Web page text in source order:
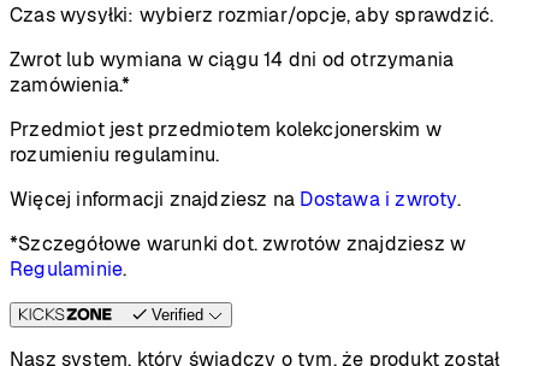
Czas wysyłki: wybierz rozmiar/opcje, aby sprawdzić.
Zwrot lub wymiana w ciągu 14 dni od otrzymania
zamówienia.*
Przedmiot jest przedmiotem kolekcjonerskim w
rozumieniu regulaminu.
Więcej informacji znajdziesz na Dostawa i zwroty.
*Szczegółowe warunki dot. zwrotów znajdziesz w
Regulaminie.
Verified
Nasz system, który świadczy o tym, że produkt został